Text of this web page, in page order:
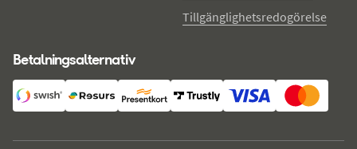
Tillgänglighetsredogörelse
Betalningsalternativ